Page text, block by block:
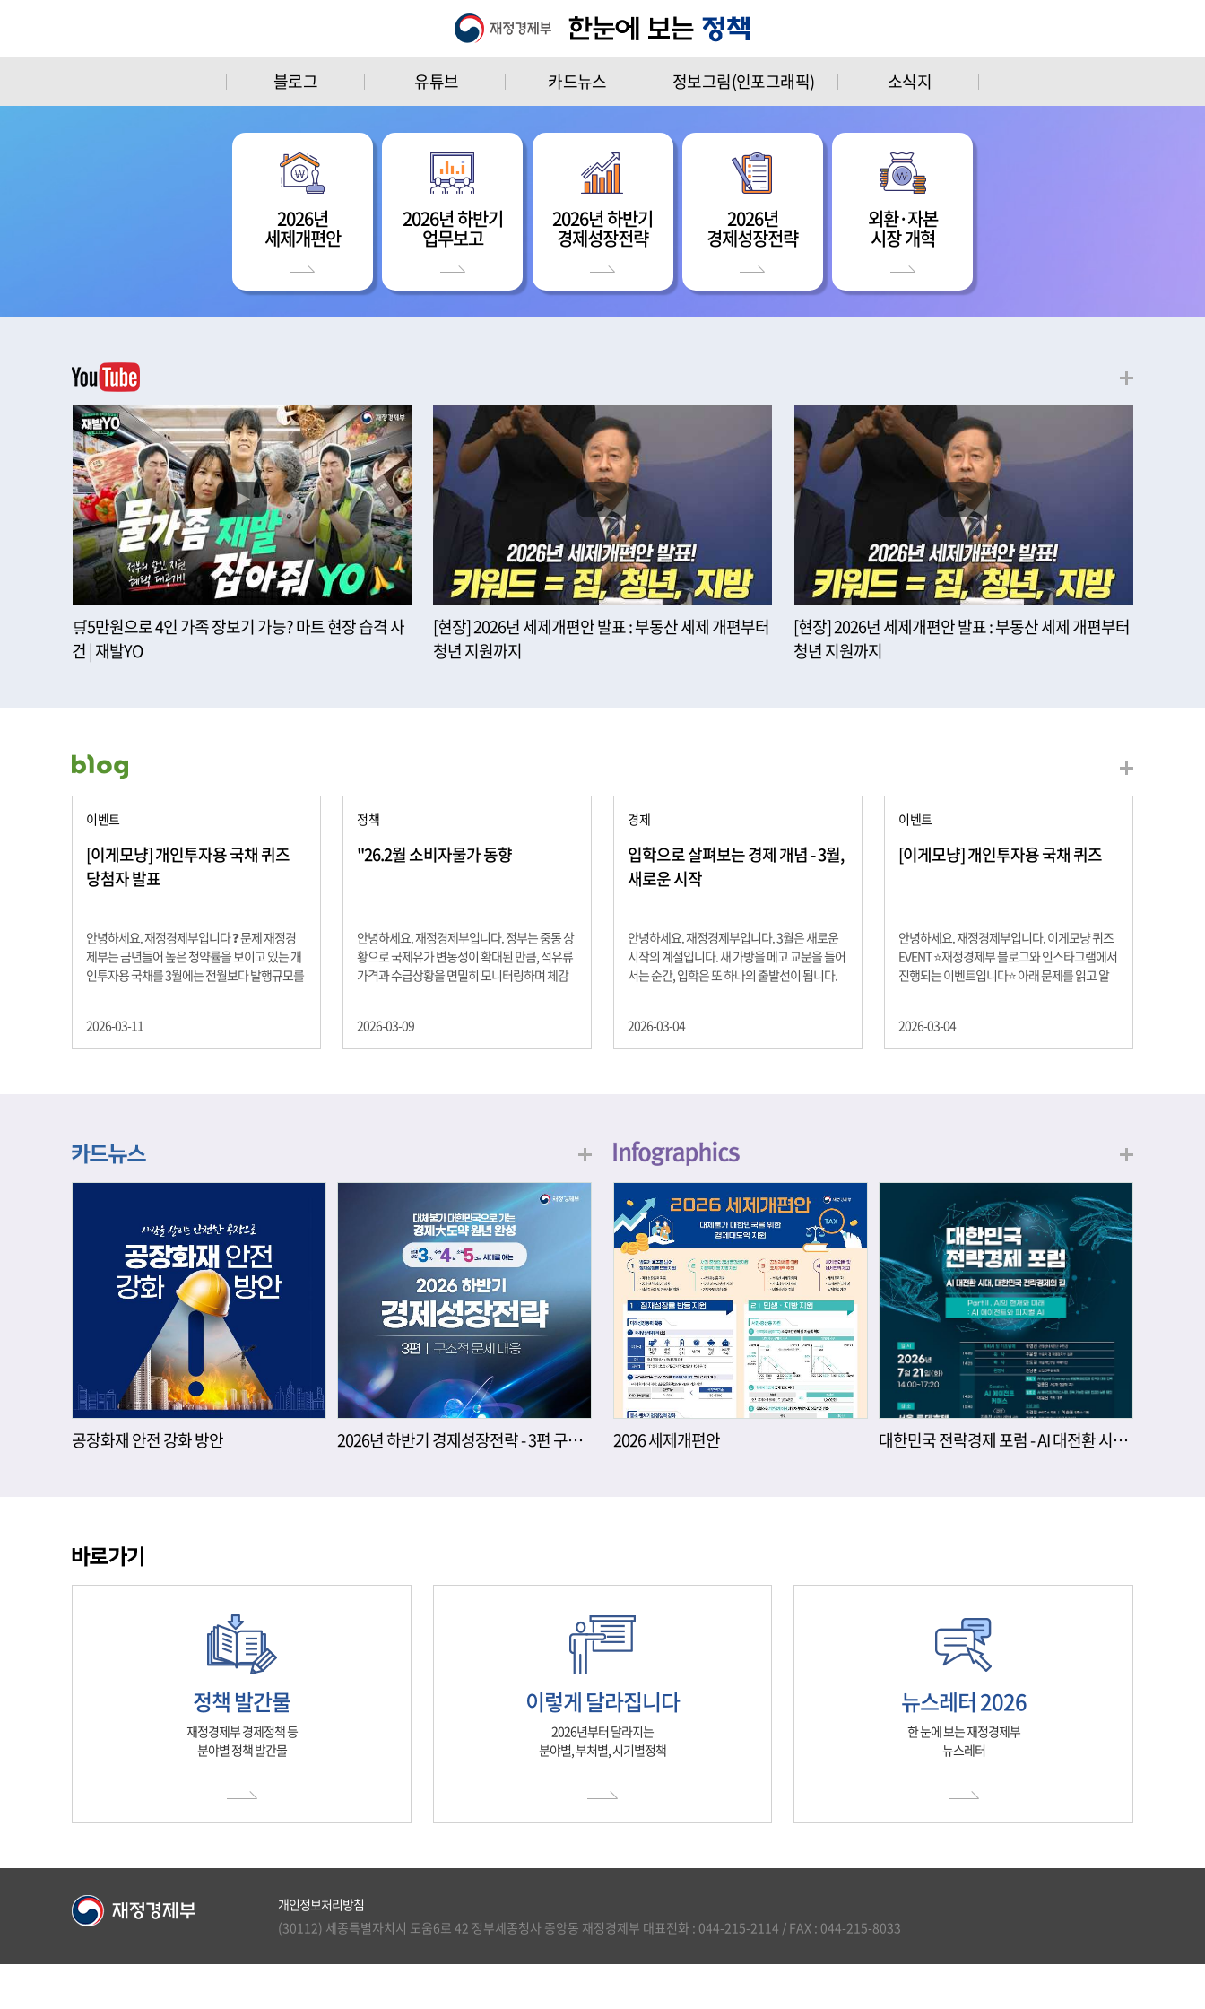
블로그 유튜브 카드뉴스 정보그림(인포그래픽) 소식지
2026년
세제개편안
2026년 하반기
업무보고
2026년 하반기
경제성장전략
2026년
경제성장전략
외환·자본
시장 개혁
🛒5만원으로 4인 가족 장보기 가능? 마트 현장 습격 사
건 | 재발YO
[현장] 2026년 세제개편안 발표 : 부동산 세제 개편부터
청년 지원까지
[현장] 2026년 세제개편안 발표 : 부동산 세제 개편부터
청년 지원까지
이벤트
[이게모냥] 개인투자용 국채 퀴즈
당첨자 발표
안녕하세요. 재정경제부입니다 ❓ 문제 재정경
제부는 금년들어 높은 청약률을 보이고 있는 개
인투자용 국채를 3월에는 전월보다 발행규모를
년물 900억원, 20년물 300억원입니다. 그렇다
면 3월 개인투자용 국채의 총 발행 예정 금액은
은 인스타그램 개별 DM으로 폼링크를 전달드립
니다.
2026-03-11
정책
"26.2월 소비자물가 동향
안녕하세요. 재정경제부입니다. 정부는 중동 상
황으로 국제유가 변동성이 확대된 만큼, 석유류
가격과 수급상황을 면밀히 모니터링하며 체감
고 추세적 흐름을 보여주는 근원물가는 2.3% 상
승 향후 지정학적 요인, 기상여건 등 불확실성이
2026-03-09
경제
입학으로 살펴보는 경제 개념 - 3월,
새로운 시작
안녕하세요. 재정경제부입니다. 3월은 새로운
시작의 계절입니다. 새 가방을 메고 교문을 들어
서는 순간, 입학은 또 하나의 출발선이 됩니다.
음이기도 합니다. 입학이라는 순간을 경제의 시
각으로 바라보면, 우리는 한 가지 중요한 개념을
식, 친구들과의 협업, 다양한 활동 속에서 얻는
문제 해결 경험은 모두 개인의 역량으로 축적됩
니다. 경제학에서는 이.......
2026-03-04
이벤트
[이게모냥] 개인투자용 국채 퀴즈
안녕하세요. 재정경제부입니다. 이게모냥 퀴즈
EVENT ⭐재정경제부 블로그와 인스타그램에서
진행되는 이벤트입니다⭐ 아래 문제를 읽고 알
자용 국채를 3월에는 전월보다 발행규모를 100
억원 확대합니다. 2026년 3월에 발행 예정인 ⎾
폰 (60명) 참여.......
2026-03-04
공장화재 안전 강화 방안 2026년 하반기 경제성장전략 - 3편 구조적 문제 대응 2026 세제개편안 대한민국 전략경제 포럼 - AI 대전환 시대, 대한민국 전략경제의 길
정책 발간물
재정경제부 경제정책 등
분야별 정책 발간물
이렇게 달라집니다
2026년부터 달라지는
분야별, 부처별, 시기별정책
뉴스레터 2026
한 눈에 보는 재정경제부
뉴스레터
개인정보처리방침
(30112) 세종특별자치시 도움6로 42 정부세종청사 중앙동 재정경제부 대표전화 : 044-215-2114 / FAX : 044-215-8033